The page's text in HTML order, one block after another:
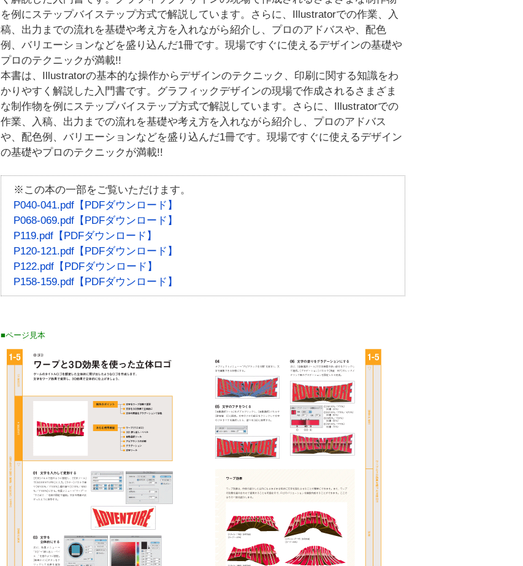
を例にステップバイステップ方式で解説しています。さらに、Illustratorでの作業、入
稿、出力までの流れを基礎や考え方を入れながら紹介し、プロのアドバスや、配色
例、バリエーションなどを盛り込んだ1冊です。現場ですぐに使えるデザインの基礎や
プロのテクニックが満載!!
本書は、Illustratorの基本的な操作からデザインのテクニック、印刷に関する知識をわ
かりやすく解説した入門書です。グラフィックデザインの現場で作成されるさまざま
な制作物を例にステップバイステップ方式で解説しています。さらに、Illustratorでの
作業、入稿、出力までの流れを基礎や考え方を入れながら紹介し、プロのアドバス
や、配色例、バリエーションなどを盛り込んだ1冊です。現場ですぐに使えるデザイン
の基礎やプロのテクニックが満載!!
※この本の一部をご覧いただけます。
P040-041.pdf【PDFダウンロード】
P068-069.pdf【PDFダウンロード】
P119.pdf【PDFダウンロード】
P120-121.pdf【PDFダウンロード】
P122.pdf【PDFダウンロード】
P158-159.pdf【PDFダウンロード】
■ページ見本